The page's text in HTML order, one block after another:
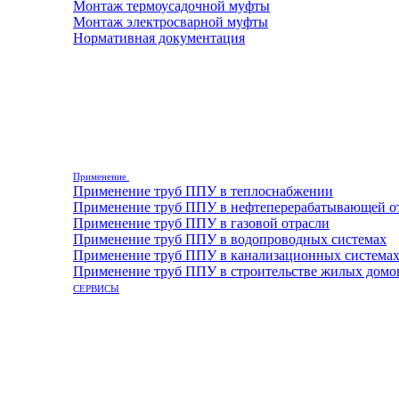
Монтаж термоусадочной муфты
Монтаж электросварной муфты
Нормативная документация
Применение
Применение труб ППУ в теплоснабжении
Применение труб ППУ в нефтеперерабатывающей
Применение труб ППУ в газовой отрасли
Применение труб ППУ в водопроводных системах
Применение труб ППУ в канализационных системах
Применение труб ППУ в строительстве жилых
СЕРВИСЫ